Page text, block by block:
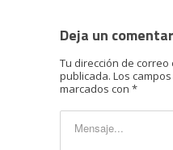
Deja un
Tu dirección de
publicada. Los
marcados con *